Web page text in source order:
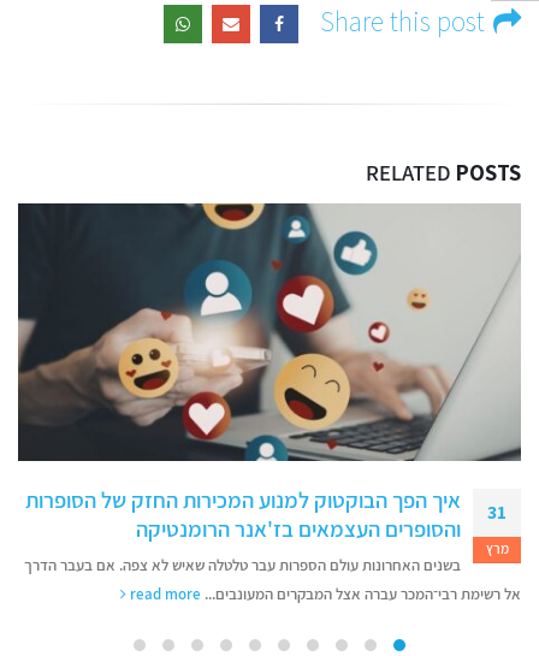
Share this post
RELATED POSTS
31
מרץ
איך הפך הבוקטוק למנוע המכירות החזק של הסופרות
והסופרים העצמאים בז'אנר הרומנטיקה
בשנים האחרונות עולם הספרות עבר טלטלה שאיש לא צפה. אם בעבר הדרך
אל רשימת רבי־המכר עברה אצל המבקרים המעונבים... read more